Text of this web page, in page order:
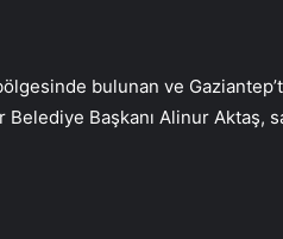
bulunan ve
Başkanı Alinur Aktaş,